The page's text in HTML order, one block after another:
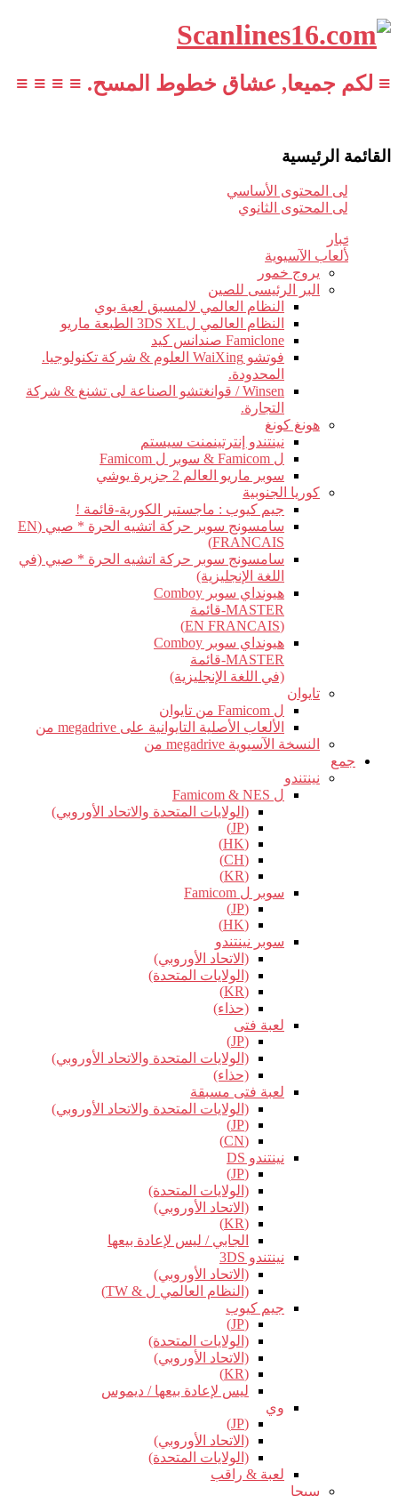
≡ لكم جميعا, عشاق خطوط المسح. ≡ ≡ ≡ ≡
القائمة الرئيسية
تخطي إلى المحتوى الأساسي
تخطي إلى المحتوى الثانوي
أخبار
الألعاب الآسيوية
يروج خمور
البر الرئيسى للصين
النظام العالمي لالمسبق لعبة بوي
النظام العالمي ل3DS XL الطبعة ماريو
Famiclone صندانس كيد
فوتشو WaiXing العلوم & شركة تكنولوجيا.
المحدودة.
Winsen / قوانغتشو الصناعة لى تشنغ & شركة
التجارة.
هونغ كونغ
نينتندو إنترتينمنت سيستم
ل Famicom & سوبر ل Famicom
سوبر ماريو العالم 2 جزيرة يوشي
كوريا الجنوبية
جيم كيوب : ماجستير الكورية-قائمة !
سامسونج سوبر حركة اتشيه الحرة * صبي (EN
FRANCAIS)
سامسونج سوبر حركة اتشيه الحرة * صبي (في
اللغة الإنجليزية)
هيونداي سوبر Comboy
MASTER-قائمة
(EN FRANCAIS)
هيونداي سوبر Comboy
MASTER-قائمة
(في اللغة الإنجليزية)
تايوان
ل Famicom من تايوان
الألعاب الأصلية التايوانية على megadrive من
النسخة الآسيوية megadrive من
جمع
نينتندو
ل Famicom & NES
(الولايات المتحدة والاتحاد الأوروبي)
(JP)
(HK)
(CH)
(KR)
سوبر ل Famicom
(JP)
(HK)
سوبر نينتندو
(الاتحاد الأوروبي)
(الولايات المتحدة)
(KR)
(حذاء)
لعبة فتى
(JP)
(الولايات المتحدة والاتحاد الأوروبي)
(حذاء)
لعبة فتى مسبقة
(الولايات المتحدة والاتحاد الأوروبي)
(JP)
(CN)
نينتندو DS
(JP)
(الولايات المتحدة)
(الاتحاد الأوروبي)
(KR)
الجابي / ليس لإعادة بيعها
نينتندو 3DS
(الاتحاد الأوروبي)
(النظام العالمي ل & TW)
جيم كيوب
(JP)
(الولايات المتحدة)
(الاتحاد الأوروبي)
(KR)
ليس لإعادة بيعها / ديموس
وي
(JP)
(الاتحاد الأوروبي)
(الولايات المتحدة)
لعبة & راقب
سيجا